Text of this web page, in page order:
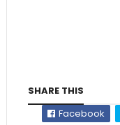
SHARE THIS
Facebook